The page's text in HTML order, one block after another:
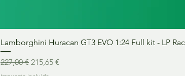
Lamborghini Huracan GT3 EVO 1:24 Full kit - LP
Precio
227,00 € Precio de oferta
215,65 €